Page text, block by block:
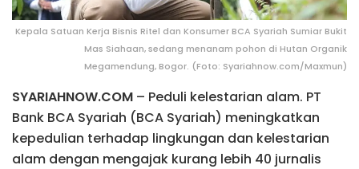
Kepala Satuan Kerja Bisnis Ritel dan Konsumer BCA Syariah Sumiar Bukit
Mas Siahaan, sedang menanam pohon di Hutan Organik
Megamendung, Bogor. (Foto: Syariahnow.com/Maxmun)
SYARIAHNOW.COM – Peduli kelestarian alam. PT
Bank BCA Syariah (BCA Syariah) meningkatkan
kepedulian terhadap lingkungan dan kelestarian
alam dengan mengajak kurang lebih 40 jurnalis